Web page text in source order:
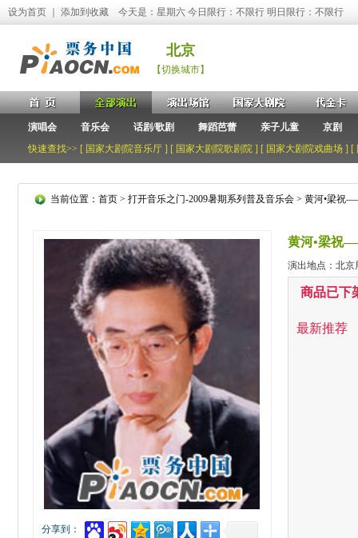
设为首页 添加到收藏 今天是：星期六 今日限行：不限行 明日限行：不限行
北京
【切换城市】
演唱会 音乐会 话剧/歌剧 舞蹈芭蕾 亲子儿童
京剧
快速查找>> [ 国家大剧院音乐厅 ] [ 国家大剧院歌剧院 ] [ 国家大剧院戏曲场 ] [
当前位置： 首页> 打开音乐之门-2009暑期系列普及音乐会> 黄河•梁祝
分享到：
黄河•梁祝
演出地点：北京
商品已下
最新推荐